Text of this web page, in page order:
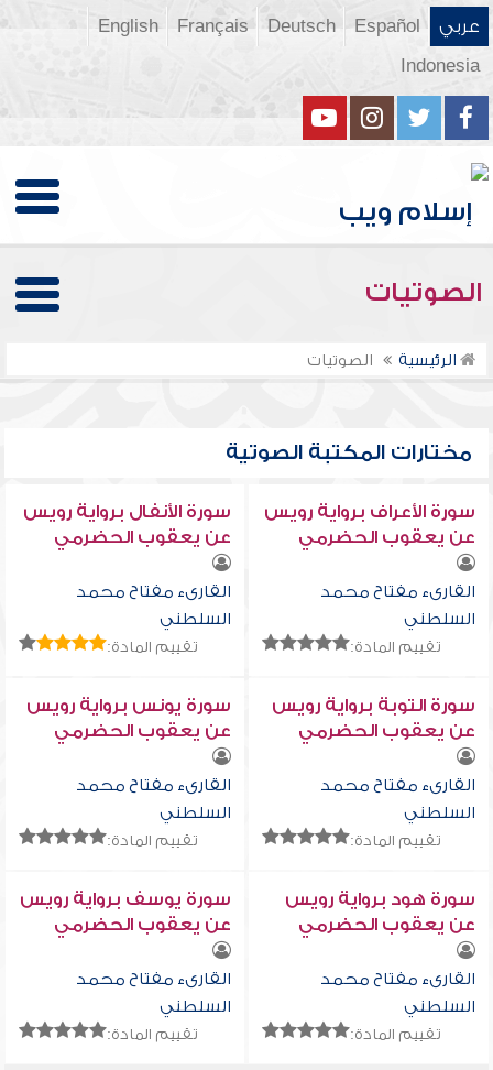
عربي Español
Deutsch
Français
English
Indonesia
الصوتيات
الرئيسية الصوتيات
مختارات المكتبة الصوتية
سورة الأعراف برواية رويس
عن يعقوب الحضرمي
القارىء مفتاح محمد
السلطني
تقييم المادة:
سورة الأنفال برواية رويس
عن يعقوب الحضرمي
القارىء مفتاح محمد
السلطني
تقييم المادة:
سورة التوبة برواية رويس
عن يعقوب الحضرمي
القارىء مفتاح محمد
السلطني
تقييم المادة:
سورة يونس برواية رويس
عن يعقوب الحضرمي
القارىء مفتاح محمد
السلطني
تقييم المادة:
سورة هود برواية رويس
عن يعقوب الحضرمي
القارىء مفتاح محمد
السلطني
تقييم المادة:
سورة يوسف برواية رويس
عن يعقوب الحضرمي
القارىء مفتاح محمد
السلطني
تقييم المادة: